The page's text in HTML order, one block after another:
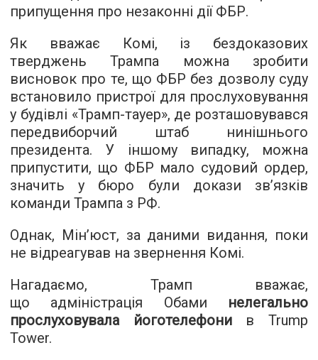
припущення про незаконні дії ФБР.
Як вважає Комі, із бездоказових
тверджень Трампа можна зробити
висновок про те, що ФБР без дозволу суду
встановило пристрої для прослуховування
у будівлі «Трамп-тауер», де розташовувався
передвиборчий штаб нинішнього
президента. У іншому випадку, можна
припустити, що ФБР мало судовий ордер,
значить у бюро були докази зв’язків
команди Трампа з РФ.
Однак, Мін’юст, за даними видання, поки
не відреагував на звернення Комі.
Нагадаємо, Трамп вважає,
що адміністрація Обами нелегально
прослуховувала йоготелефонив Trump
Tower.